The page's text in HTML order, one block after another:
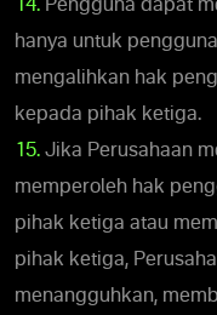
14. Pengguna dapat
hanya untuk
mengalihkan hak
kepada pihak ketiga.
15. Jika Perusahaan
memperoleh hak
pihak ketiga atau
pihak ketiga,
menangguhkan,